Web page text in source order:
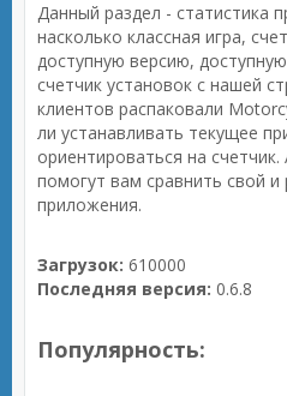
Данный раздел - статистика
насколько классная игра,
доступную версию,
счетчик установок с нашей
клиентов распаковали
ли устанавливать текущее
ориентироваться на
помогут вам сравнить свой
приложения.
Загрузок: 610000
Последняя версия: 0.6.8
Популярность: